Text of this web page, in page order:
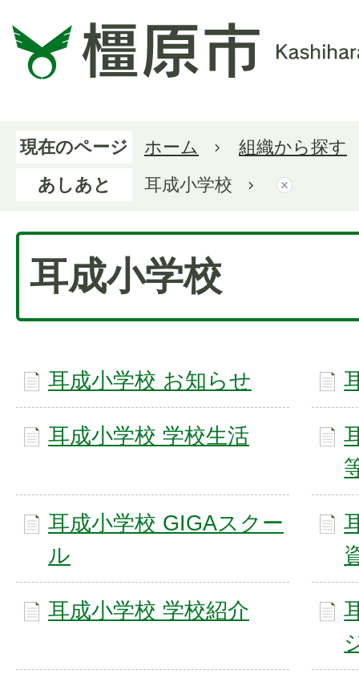
現在のページ ホーム
組織から探す
あしあと
耳成小学校
耳成小学校
耳成小学校 お知らせ
耳成小学校 学校生活
耳成小学校 GIGAスクー
ル
耳成小学校 学校紹介